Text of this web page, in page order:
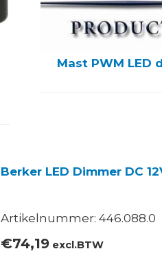
Mast PWM LED
Berker LED Dimmer DC
Artikelnummer: 446.088.0
€74,19 excl.BTW